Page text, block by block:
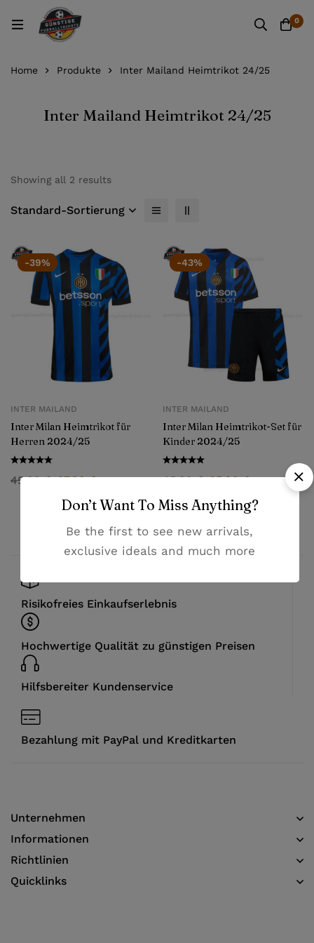
0
Home Produkte Inter Mailand Heimtrikot 24/25
Inter Mailand Heimtrikot 24/25
Showing all 2 results
Standard-Sortierung
-39%
INTER MAILAND
Inter Milan Heimtrikot für
Herren 2024/25
45,99€ 27,99€
-43%
INTER MAILAND
Inter Milan Heimtrikot-Set für
Kinder 2024/25
45,99€ 25,99€
Risikofreies Einkaufserlebnis
Hochwertige Qualität zu günstigen Preisen
Hilfsbereiter Kundenservice
Bezahlung mit PayPal und Kreditkarten
Unternehmen
Informationen​
Richtlinien
Quicklinks
Don’t Want To Miss Anything?
Be the first to see new arrivals,
exclusive ideals and much more